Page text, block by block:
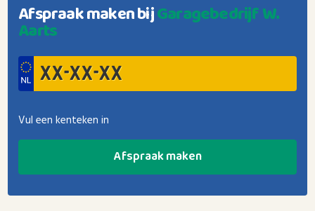
Afspraak maken bijGaragebedrijf W.
Aarts
Vul een kenteken in
Afspraak maken